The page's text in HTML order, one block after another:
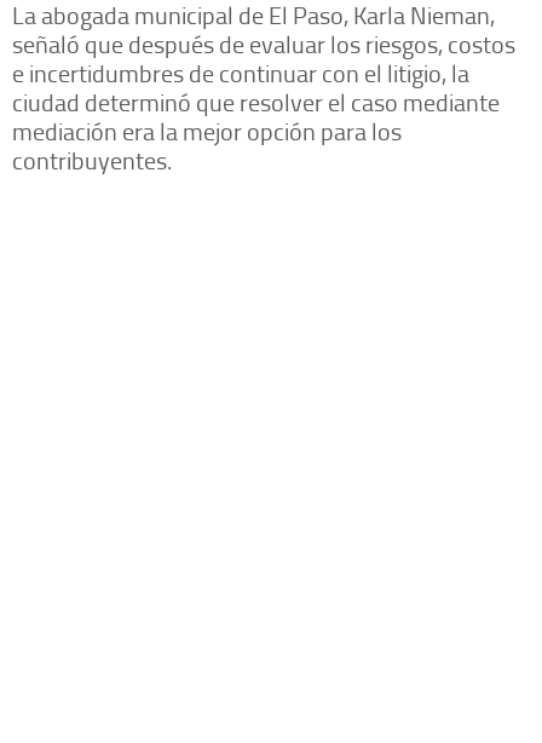
La abogada municipal de El Paso, Karla Nieman,
señaló que después de evaluar los riesgos, costos
e incertidumbres de continuar con el litigio, la
ciudad determinó que resolver el caso mediante
mediación era la mejor opción para los
contribuyentes.